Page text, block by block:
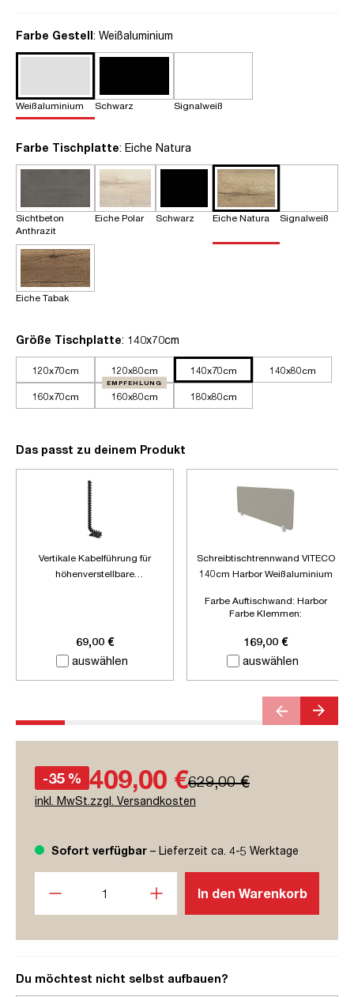
Farbe Gestellauswählen
: Weißaluminium
Weißaluminium Schwarz Signalweiß
Farbe Tischplatteauswählen
: Eiche Natura
Sichtbeton
Anthrazit
Eiche Polar Schwarz Eiche Natura Signalweiß
Eiche Tabak
Größe Tischplatteauswählen
: 140x70cm
120x70cm 120x80cm 140x70cm 140x80cm
160x70cm 160x80cm
EMPFEHLUNG
180x80cm
Das passt zu deinem Produkt
auswählen
Vertikale Kabelführung für
höhenverstellbare
69,00 €
auswählen
Schreibtischtrennwand VITECO
140cm Harbor Weißaluminium
Farbe Auftischwand: Harbor
Farbe Klemmen:
Länge: 1400mm
169,00 €
-35 % 409,00 €629,00 €
inkl. MwSt.zzgl. Versandkosten
Sofort verfügbar – Lieferzeit ca. 4-5 Werktage
In den Warenkorb
Du möchtest nicht selbst aufbauen?